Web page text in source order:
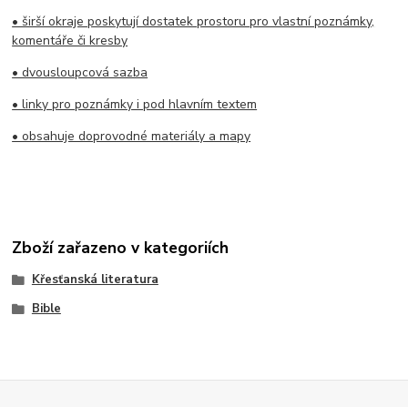
• širší okraje poskytují dostatek prostoru pro vlastní poznámky,
komentáře či kresby
• dvousloupcová sazba
• linky pro poznámky i pod hlavním textem
• obsahuje doprovodné materiály a mapy
Zboží zařazeno v kategoriích
Křesťanská literatura
Bible